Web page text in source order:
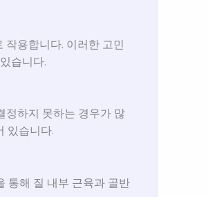
작용합니다. 이러한 고민
습니다.
정하지 못하는 경우가 많
있습니다.
통해 질 내부 근육과 골반